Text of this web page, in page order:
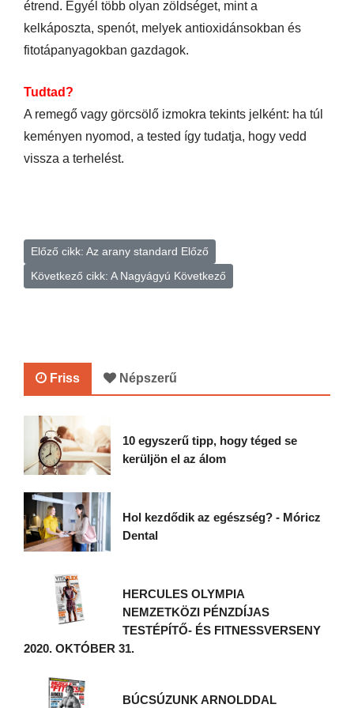
étrend. Egyél több olyan zöldséget, mint a
kelkáposzta, spenót, melyek antioxidánsokban és
fitotápanyagokban gazdagok.
Tudtad?
A remegő vagy görcsölő izmokra tekints jelként: ha túl
keményen nyomod, a tested így tudatja, hogy vedd
vissza a terhelést.
Előző cikk: Az arany standard Előző
Következő cikk: A Nagyágyú Következő
Friss Népszerű
10 egyszerű tipp, hogy téged se
kerüljön el az álom
Hol kezdődik az egészség? - Móricz
Dental
HERCULES OLYMPIA
NEMZETKÖZI PÉNZDÍJAS
TESTÉPÍTŐ- ÉS FITNESSVERSENY
2020. OKTÓBER 31.
BÚCSÚZUNK ARNOLDDAL